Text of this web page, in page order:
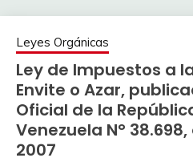
Leyes Orgánicas
Ley de Impuestos a
Envite o Azar,
Oficial de la
Venezuela N°
2007